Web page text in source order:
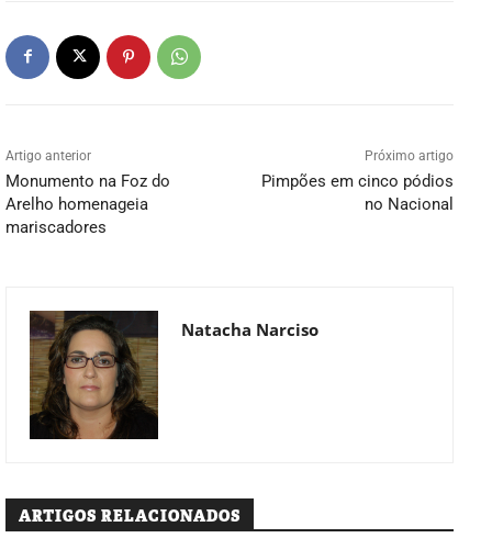
Artigo anterior
Monumento na Foz do
Arelho homenageia
mariscadores
Próximo artigo
Pimpões em cinco pódios
no Nacional
Natacha Narciso
ARTIGOS RELACIONADOS